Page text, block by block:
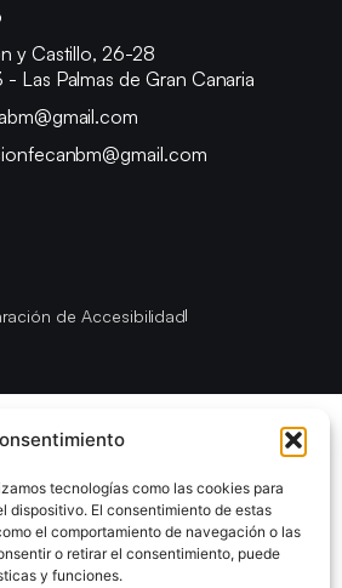
tecnologías como las cookies para
dispositivo. El consentimiento de estas
el comportamiento de navegación o las
o retirar el consentimiento, puede
y funciones.
y Castillo, 26-28
Las Palmas de Gran Canaria
de Accesibilidad